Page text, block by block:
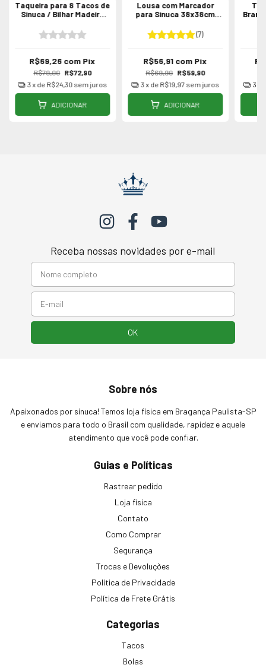
Taqueira para 8 Tacos de
Sinuca / Bilhar Madeira
R$79,00 R$72,90
R$69,26 com Pix
3x de R$24,30 sem juros
ADICIONAR
Lousa com Marcador
para Sinuca 38x38cm
(7)
R$69,90 R$59,90
R$56,91 com Pix
3x de R$19,97 sem juros
ADICIONAR
3
Receba nossas novidades por e-mail
Sobre nós
Apaixonados por sinuca! Temos loja física em Bragança Paulista-SP
e enviamos para todo o Brasil com qualidade, rapidez e aquele
atendimento que você pode confiar.
Guias e Políticas
Rastrear pedido
Loja física
Contato
Como Comprar
Segurança
Trocas e Devoluções
Política de Privacidade
Política de Frete Grátis
Categorias
Tacos
Bolas